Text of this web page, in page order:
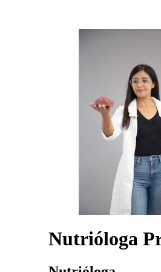
Nutrióloga